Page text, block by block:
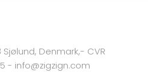
Denmark,- CVR
- info@zigzign.com